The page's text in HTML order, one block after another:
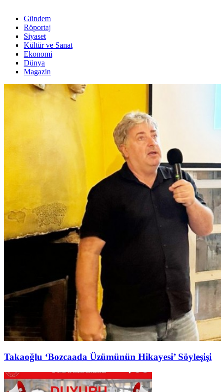
Gündem
Röportaj
Siyaset
Kültür ve Sanat
Ekonomi
Dünya
Magazin
Takaoğlu ‘Bozcaada Üzümünün Hikayesi’ Söyleşişi